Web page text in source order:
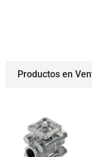
Productos en